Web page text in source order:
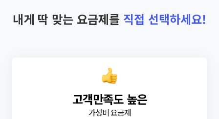
내게 딱 맞는 요금제를 직접 선택하세요!
고객만족도 높은
가성비 요금제